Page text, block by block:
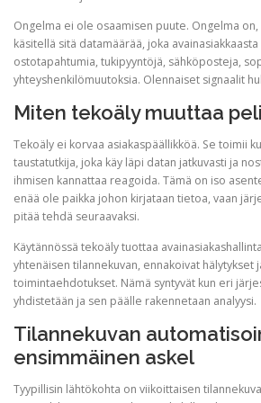
Ongelma ei ole osaamisen puute. Ongelma
käsitellä sitä datamäärää, joka avainasiakkaasta
ostotapahtumia, tukipyyntöjä, sähköposteja,
yhteyshenkilömuutoksia. Olennaiset signaalit
Miten tekoäly muuttaa
Tekoäly ei korvaa asiakaspäällikköä. Se toimii
taustatutkija, joka käy läpi datan jatkuvasti ja
ihmisen kannattaa reagoida. Tämä on iso
enää ole paikka johon kirjataan tietoa, vaan
pitää tehdä seuraavaksi.
Käytännössä tekoäly tuottaa
yhtenäisen tilannekuvan, ennakoivat hälytykset
toimintaehdotukset. Nämä syntyvät kun eri
yhdistetään ja sen päälle rakennetaan analyysi.
Tilannekuvan
ensimmäinen askel
Tyypillisin lähtökohta on viikoittaisen